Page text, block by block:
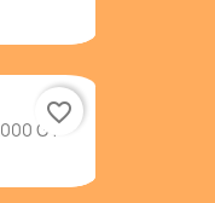
GT
favorite_border